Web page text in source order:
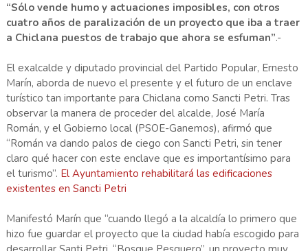
“Sólo vende humo y actuaciones imposibles, con otros
cuatro años de paralización de un proyecto que iba a traer
a Chiclana puestos de trabajo que ahora se esfuman”.-
El exalcalde y diputado provincial del Partido Popular, Ernesto
Marín, aborda de nuevo el presente y el futuro de un enclave
turístico tan importante para Chiclana como Sancti Petri. Tras
observar la manera de proceder del alcalde, José María
Román, y el Gobierno local (PSOE-Ganemos), afirmó que
“Román va dando palos de ciego con Sancti Petri, sin tener
claro qué hacer con este enclave que es importantísimo para
el turismo”. El Ayuntamiento rehabilitará las edificaciones
existentes en Sancti Petri
Manifestó Marín que “cuando llegó a la alcaldía lo primero que
hizo fue guardar el proyecto que la ciudad había escogido para